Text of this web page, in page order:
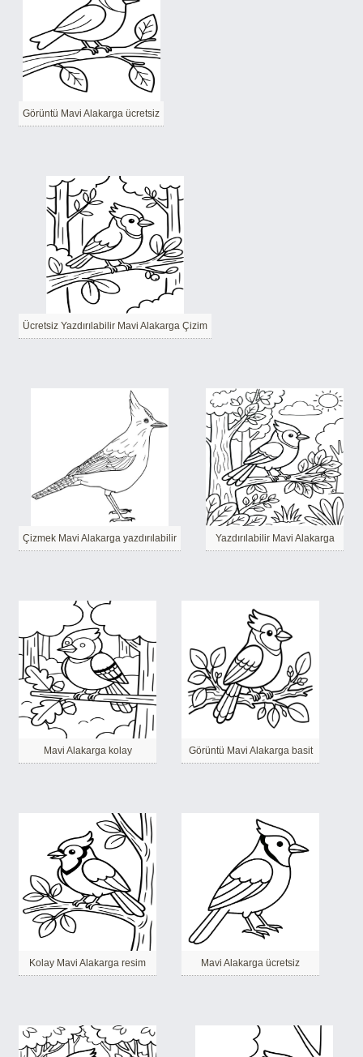
Görüntü Mavi Alakarga ücretsiz
Ücretsiz Yazdırılabilir Mavi Alakarga Çizim
Çizmek Mavi Alakarga yazdırılabilir Yazdırılabilir Mavi Alakarga
Mavi Alakarga kolay Görüntü Mavi Alakarga basit
Kolay Mavi Alakarga resim Mavi Alakarga ücretsiz